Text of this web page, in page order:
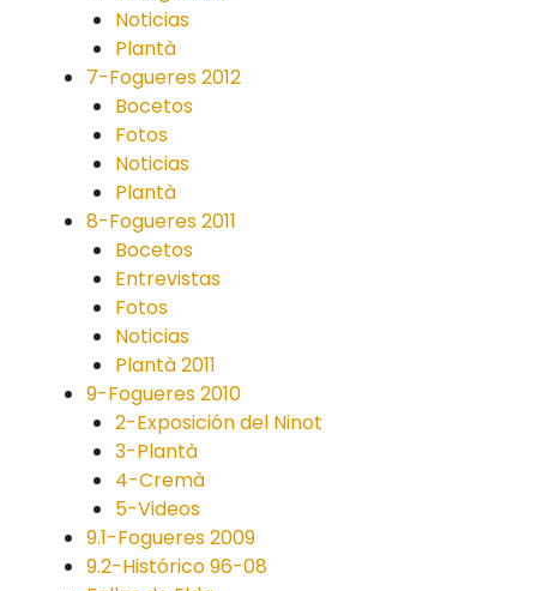
Noticias
Plantà
7-Fogueres 2012
Bocetos
Fotos
Noticias
Plantà
8-Fogueres 2011
Bocetos
Entrevistas
Fotos
Noticias
Plantà 2011
9-Fogueres 2010
2-Exposición del Ninot
3-Plantà
4-Cremà
5-Videos
9.1-Fogueres 2009
9.2-Histórico 96-08